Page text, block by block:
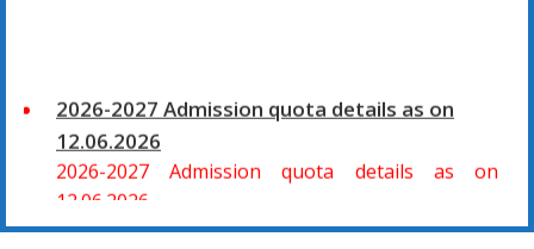
2026-2027 Admission quota details as on
12.06.2026
2026-2027 Admission quota details as on
12.06.2026